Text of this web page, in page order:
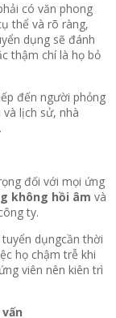
có văn phong
thể và rõ ràng,
dụng sẽ đánh
thậm chí là họ bỏ
đến người phỏng
lịch sử, nhà
đối với mọi ứng
không hồi âm và
ty.
dụngcần thời
họ chậm trễ khi
viên nên kiên trì